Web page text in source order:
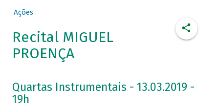
Ações
Recital MIGUEL
PROENÇA
Quartas Instrumentais - 13.03.2019 -
19h